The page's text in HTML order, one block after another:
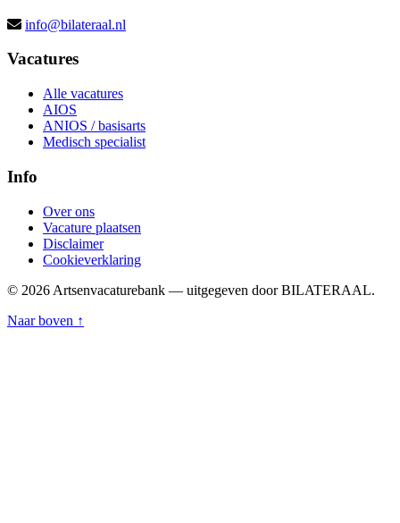
info@bilateraal.nl
Vacatures
Alle vacatures
AIOS
ANIOS / basisarts
Medisch specialist
Info
Over ons
Vacature plaatsen
Disclaimer
Cookieverklaring
© 2026 Artsenvacaturebank — uitgegeven door BILATERAAL.
Naar boven ↑